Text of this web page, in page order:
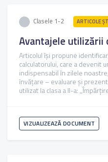
Clasele 1-2 ARTICOLE
Avantajele utilizării
Articolul îşi propune
calculatorului, care a devenit
indispensabil în zilele
învăţare – evaluare și
utilizat la clasa a II-a:
VIZUALIZEAZĂ DOCUMENT